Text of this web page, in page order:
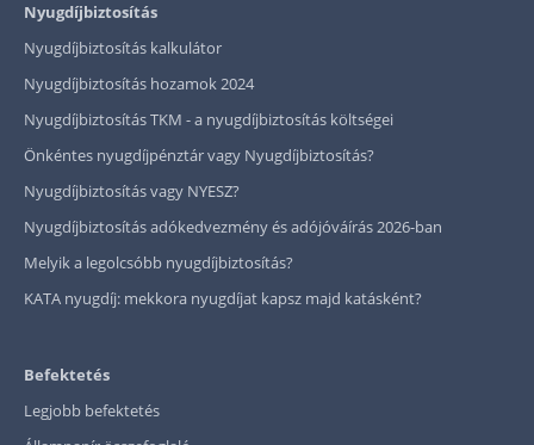
Nyugdíjbiztosítás
Nyugdíjbiztosítás kalkulátor
Nyugdíjbiztosítás hozamok 2024
Nyugdíjbiztosítás TKM - a nyugdíjbiztosítás költségei
Önkéntes nyugdíjpénztár vagy Nyugdíjbiztosítás?
Nyugdíjbiztosítás vagy NYESZ?
Nyugdíjbiztosítás adókedvezmény és adójóváírás 2026-ban
Melyik a legolcsóbb nyugdíjbiztosítás?
KATA nyugdíj: mekkora nyugdíjat kapsz majd katásként?
Befektetés
Legjobb befektetés